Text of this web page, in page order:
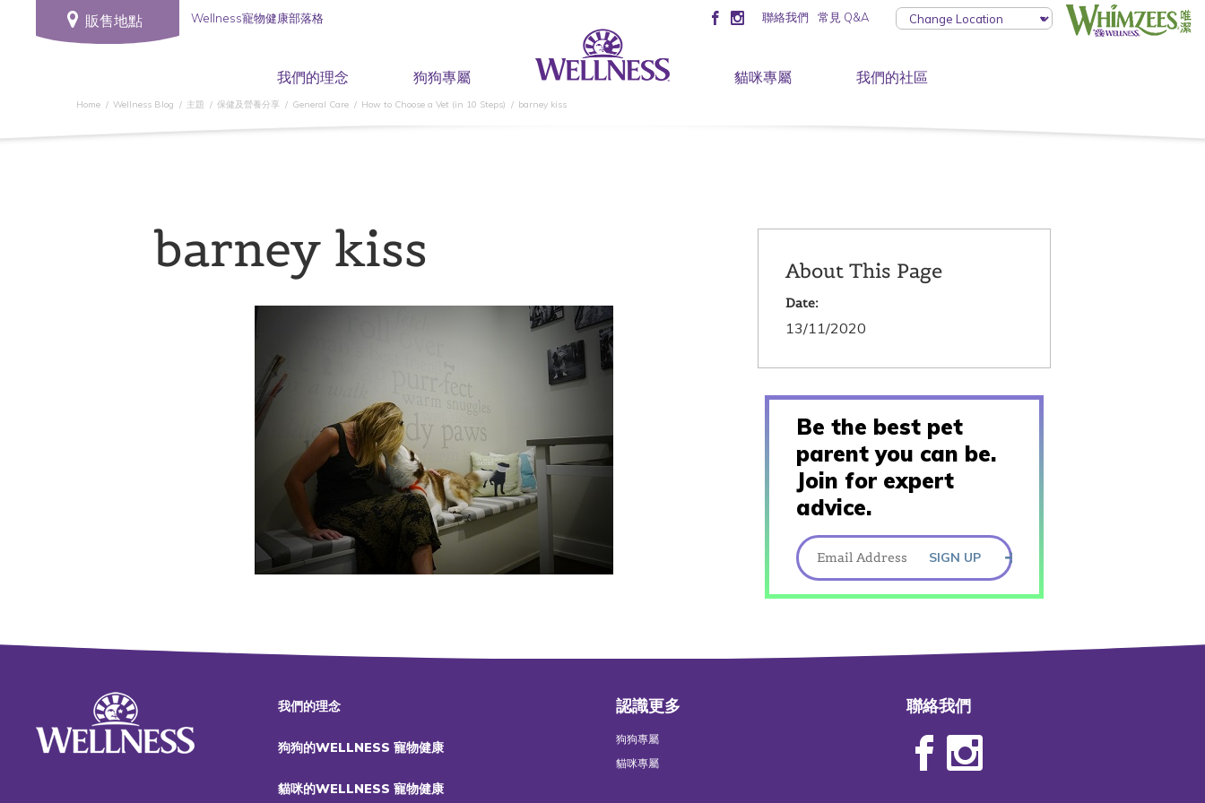
販售地點 Wellness寵物健康部落格 聯絡我們 常見 Q&A
我們的理念 狗狗專屬 貓咪專屬 我們的社區
Home Wellness Blog 主題 保健及營養分享 General Care How to Choose a Vet (in 10 Steps) barney kiss
barney kiss About This Page
Date:
13/11/2020
Be the best pet
parent you can be.
Join for expert
advice.
SIGN UP
我們的理念
狗狗的WELLNESS 寵物健康
貓咪的WELLNESS 寵物健康
認識更多
狗狗專屬
貓咪專屬
聯絡我們